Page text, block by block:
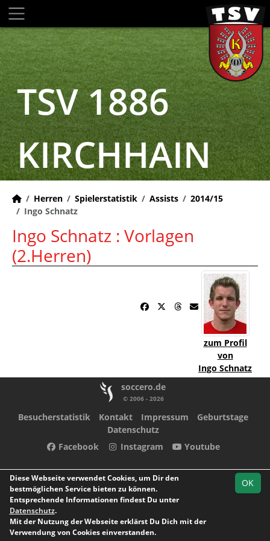
TSV 1886
KIRCHHAIN
Herren Spielerstatistik Assists
2014/15
Ingo Schnatz
Ingo Schnatz : Vorlagen
(2.Herren)
zum Profil
von
Ingo Schnatz
soccero.de
© 2006 - 2026
Besucherstatistik Kontakt Impressum
Geburtstage
Datenschutz
Facebook
Instagram Youtube
OK
Diese Webseite verwendet Cookies, um Dir den
bestmöglichen Service bieten zu können.
Entsprechende Informationen findest Du unter
Datenschutz.
Mit der Nutzung der Webseite erklärst Du Dich mit der
Verwendung von Cookies einverstanden.